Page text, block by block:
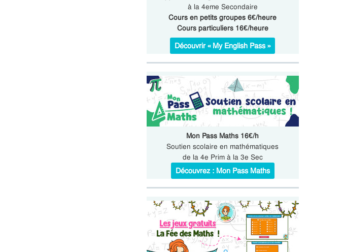
à la 4eme Secondaire
Cours en petits groupes 6€/heure
Cours particuliers 16€/heure
Découvrir « My English Pass »
Mon Pass Maths 16€/h
Soutien scolaire en mathématiques
de la 4e Prim à la 3e Sec
Découvrez : Mon Pass Maths